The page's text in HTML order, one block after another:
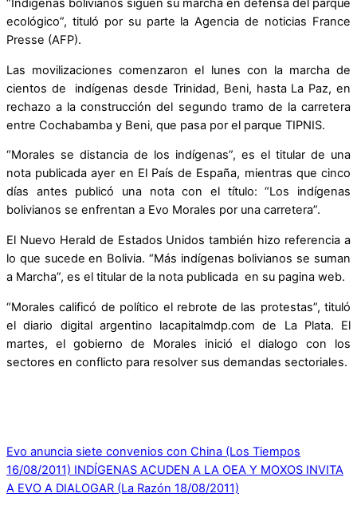
“Indígenas bolivianos siguen su marcha en defensa del parque
ecológico”, tituló por su parte la Agencia de noticias France
Presse (AFP).
Las movilizaciones comenzaron el lunes con la marcha de
cientos de indígenas desde Trinidad, Beni, hasta La Paz, en
rechazo a la construcción del segundo tramo de la carretera
entre Cochabamba y Beni, que pasa por el parque TIPNIS.
“Morales se distancia de los indígenas”, es el titular de una
nota publicada ayer en El País de España, mientras que cinco
días antes publicó una nota con el título: “Los indígenas
bolivianos se enfrentan a Evo Morales por una carretera”.
El Nuevo Herald de Estados Unidos también hizo referencia a
lo que sucede en Bolivia. “Más indígenas bolivianos se suman
a Marcha”, es el titular de la nota publicada en su pagina web.
“Morales calificó de político el rebrote de las protestas”, tituló
el diario digital argentino lacapitalmdp.com de La Plata. El
martes, el gobierno de Morales inició el dialogo con los
sectores en conflicto para resolver sus demandas sectoriales.
Evo anuncia siete convenios con China (Los Tiempos
16/08/2011) INDÍGENAS ACUDEN A LA OEA Y MOXOS INVITA
A EVO A DIALOGAR (La Razón 18/08/2011)